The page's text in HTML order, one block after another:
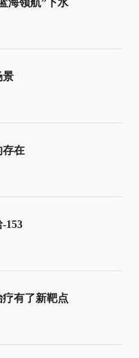
景
存在
153
有了新靶点